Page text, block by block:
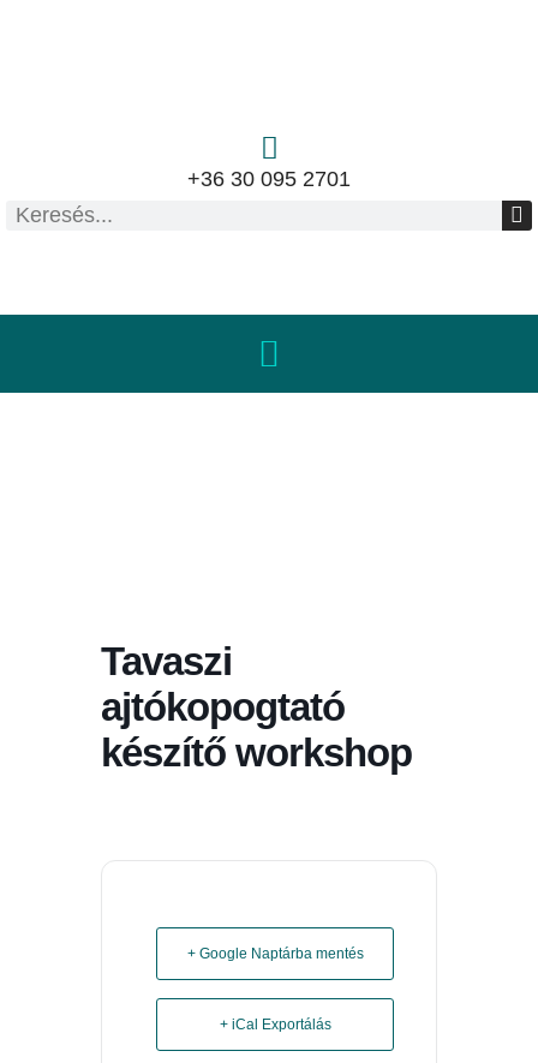
+36 30 095 2701
Tavaszi
ajtókopogtató
készítő workshop
+ Google Naptárba mentés
+ iCal Exportálás